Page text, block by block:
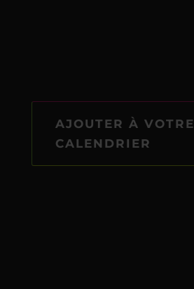
AJOUTER À VOTRE
CALENDRIER